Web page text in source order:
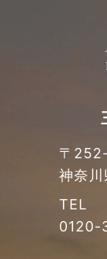
2021年10月
2021年09月
〒
神奈
TEL
0120-